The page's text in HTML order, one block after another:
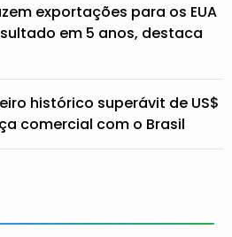
exportações para os EUA
em 5 anos, destaca
histórico superávit de US$
comercial com o Brasil